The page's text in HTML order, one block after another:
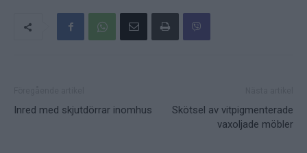
Inred med skjutdörrar inomhus
Skötsel av vitpigmenterade
vaxoljade möbler